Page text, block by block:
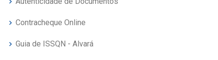
Contracheque Online
Guia de ISSQN - Alvará